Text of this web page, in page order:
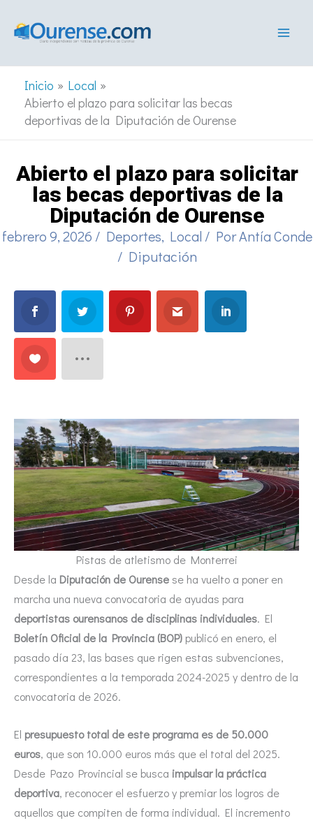
Inicio
Local
Abierto el plazo para solicitar las becas
deportivas de la Diputación de Ourense
Abierto el plazo para solicitar
las becas deportivas de la
Diputación de Ourense
febrero 9, 2026 / Deportes, Local / PorAntía Conde
/ Diputación
Pistas de atletismo de Monterrei
Desde la Diputación de Ourensese ha vuelto a poner en
marcha una nueva convocatoria de ayudas para
deportistas ourensanos de disciplinas individuales. El
Boletín Oficial de la Provincia (BOP) publicó en enero, el
pasado día 23, las bases que rigen estas subvenciones,
correspondientes a la temporada 2024-2025 y dentro de la
convocatoria de 2026.
El presupuesto total de este programa es de 50.000
euros, que son 10.000 euros más que el total del 2025.
Desde Pazo Provincial se busca impulsar la práctica
deportiva, reconocer el esfuerzo y premiar los logros de
aquellos que compiten de forma individual. El incremento